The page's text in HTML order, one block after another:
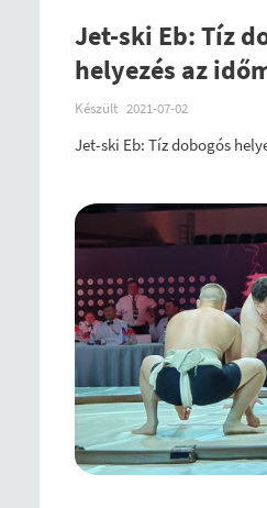
Jet-ski Eb: Tíz
helyezés az
Készült 2021-07-02
Jet-ski Eb: Tíz dobogós